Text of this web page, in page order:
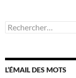
Rechercher :
L’ÉMAIL DES MOTS